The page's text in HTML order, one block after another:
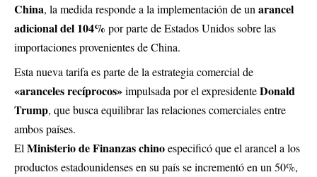
China, la medida responde a la implementación de un arancel
adicional del 104% por parte de Estados Unidos sobre las
importaciones provenientes de China.
Esta nueva tarifa es parte de la estrategia comercial de
«aranceles recíprocos»impulsada por el expresidenteDonald
Trump, que busca equilibrar las relaciones comerciales entre
ambos países.
El Ministerio de Finanzas chinoespecificó que el arancel a los
productos estadounidenses en su país se incrementó en un 50%,